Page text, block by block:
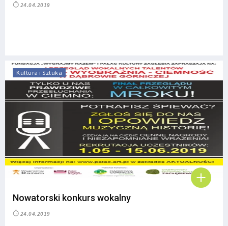
24.04.2019
Kultura i Sztuka
Nowatorski konkurs wokalny
24.04.2019